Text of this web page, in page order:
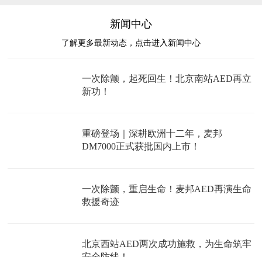
新闻中心
了解更多最新动态，点击进入新闻中心
一次除颤，起死回生！北京南站AED再立
新功！
重磅登场｜深耕欧洲十二年，麦邦
DM7000正式获批国内上市！
一次除颤，重启生命！麦邦AED再演生命
救援奇迹
北京西站AED两次成功施救，为生命筑牢